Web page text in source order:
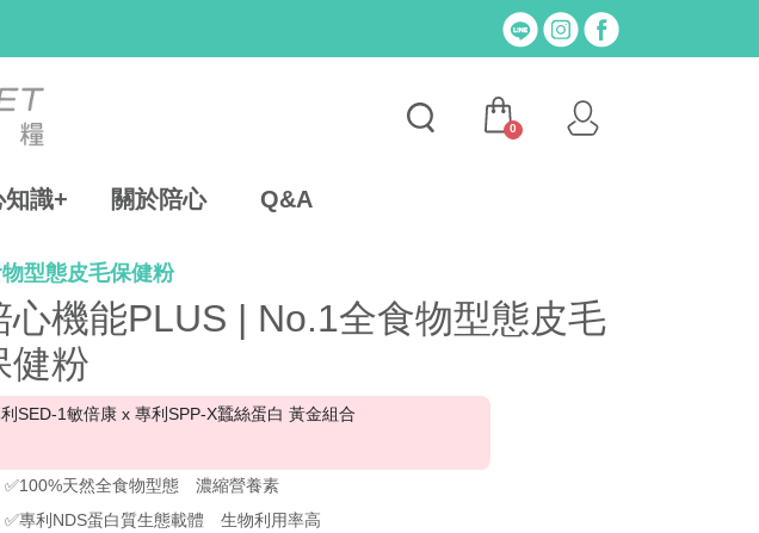
知識+ 關於陪心 Q&A
0
型態皮毛保健粉
心機能PLUS | No.1全食物型態皮毛
健粉
SED-1敏倍康 x 專利SPP-X蠶絲蛋白 黃金組合
✅100%天然全食物型態 濃縮營養素
✅專利NDS蛋白質生態載體 生物利用率高